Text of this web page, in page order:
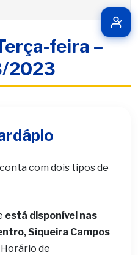
feira –
2023
com dois tipos de
está disponível nas
Siqueira Campos
Horário de